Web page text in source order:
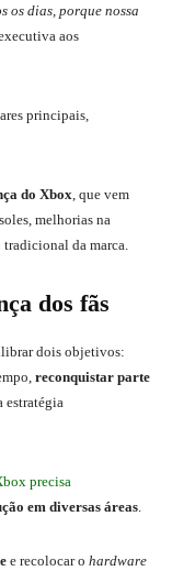
os dias, porque nossa
aos
principais,
do Xbox , que vem
melhorias na
da marca.
dos fãs
dois objetivos:
reconquistar parte
estratégia
precisa
em diversas áreas
e recolocar o hardware